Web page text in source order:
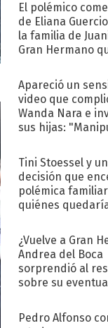
El polémico
de Eliana
la familia de
Gran Hermano
Apareció un
video que
Wanda Nara e
sus hijas:
Tini Stoessel y
decisión que
polémica
quiénes
¿Vuelve a Gran
Andrea del Boca
sorprendió al
sobre su
Pedro Alfonso